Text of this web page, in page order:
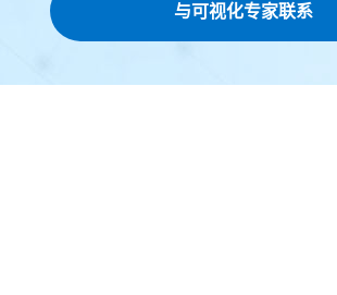
与可视化专家联系